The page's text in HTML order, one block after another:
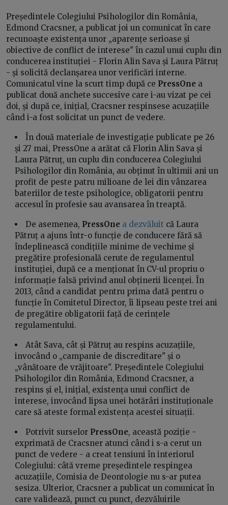
Președintele Colegiului Psihologilor din România,
Edmond Cracsner, a publicat joi un comunicat în care
recunoaște existența unor „aparențe serioase și
obiective de conflict de interese" în cazul unui cuplu din
conducerea instituției - Florin Alin Sava și Laura Pătruț
- și solicită declanșarea unor verificări interne.
Comunicatul vine la scurt timp după ce PressOne a
publicat două anchete succesive care i-au vizat pe cei
doi, și după ce, inițial, Cracsner respinsese acuzațiile
când i-a fost solicitat un punct de vedere.
În două materiale de investigație publicate pe 26
și 27 mai, PressOne a arătat că Florin Alin Sava și
Laura Pătruț, un cuplu din conducerea Colegiului
Psihologilor din România, au obținut în ultimii ani un
profit de peste patru milioane de lei din vânzarea
bateriilor de teste psihologice, obligatorii pentru
accesul în profesie sau avansarea în treaptă.
De asemenea, PressOne a dezvăluit că Laura
Pătruț a ajuns într-o funcție de conducere fără să
îndeplinească condițiile minime de vechime și
pregătire profesională cerute de regulamentul
instituției, după ce a menționat în CV-ul propriu o
informație falsă privind anul obținerii licenței. În
2013, când a candidat pentru prima dată pentru o
funcție în Comitetul Director, îi lipseau peste trei ani
de pregătire obligatorii față de cerințele
regulamentului.
Atât Sava, cât și Pătruț au respins acuzațiile,
invocând o „campanie de discreditare" și o
„vânătoare de vrăjitoare". Președintele Colegiului
Psihologilor din România, Edmond Cracsner, a
respins și el, inițial, existența unui conflict de
interese, invocând lipsa unei hotărâri instituționale
care să ateste formal existența acestei situații.
Potrivit surselor PressOne, această poziție -
exprimată de Cracsner atunci când i s-a cerut un
punct de vedere - a creat tensiuni în interiorul
Colegiului: câtă vreme președintele respingea
acuzațiile, Comisia de Deontologie nu s-ar putea
sesiza. Ulterior, Cracsner a publicat un comunicat în
care validează, punct cu punct, dezvăluirile